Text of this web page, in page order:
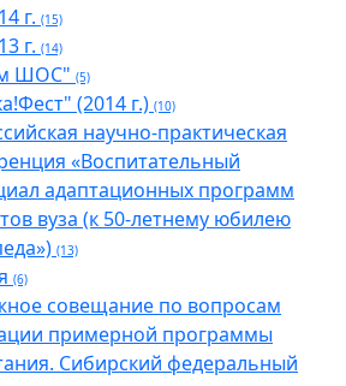
г. (15)
г. (14)
ШОС" (5)
(2014 г.) (10)
научно-практическая
«Воспитательный
адаптационных программ
вуза (к 50-летнему юбилею
(13)
(6)
совещание по вопросам
примерной программы
Сибирский федеральный